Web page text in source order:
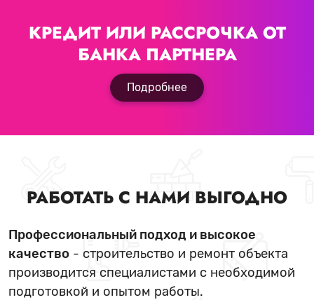
КРЕДИТ ИЛИ РАССРОЧКА ОТ
БАНКА ПАРТНЕРА
Подробнее
РАБОТАТЬ С НАМИ ВЫГОДНО
Профессиональный подход и высокое
качество - строительство и ремонт объекта
производится специалистами с необходимой
подготовкой и опытом работы.